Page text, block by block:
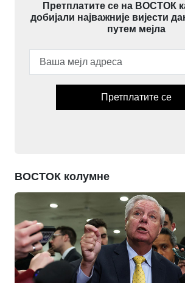
Претплатите се на ВОСТОК
добијали најважније вијести
путем мејла
Претплатите се
ВОСТОК колумне